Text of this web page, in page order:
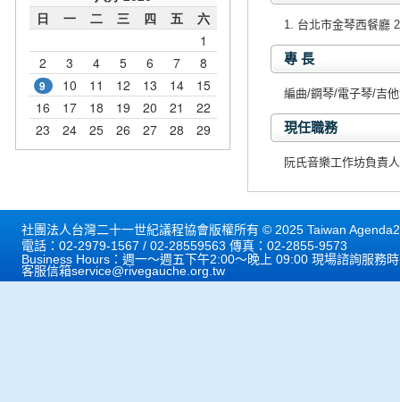
1. 台北市金琴西餐廳
專 長
編曲/鋼琴/電子琴/吉
現任職務
阮氏音樂工作坊負責人
社團法人台灣二十一世紀議程協會版權所有 © 2025 Taiwan
電話：02-2979-1567 / 02-28559563 傳真：02-2855-9573
Business Hours：週一～週五下午2:00～晚上 09:00 現場諮詢服務
客服信箱service@rivegauche.org.tw